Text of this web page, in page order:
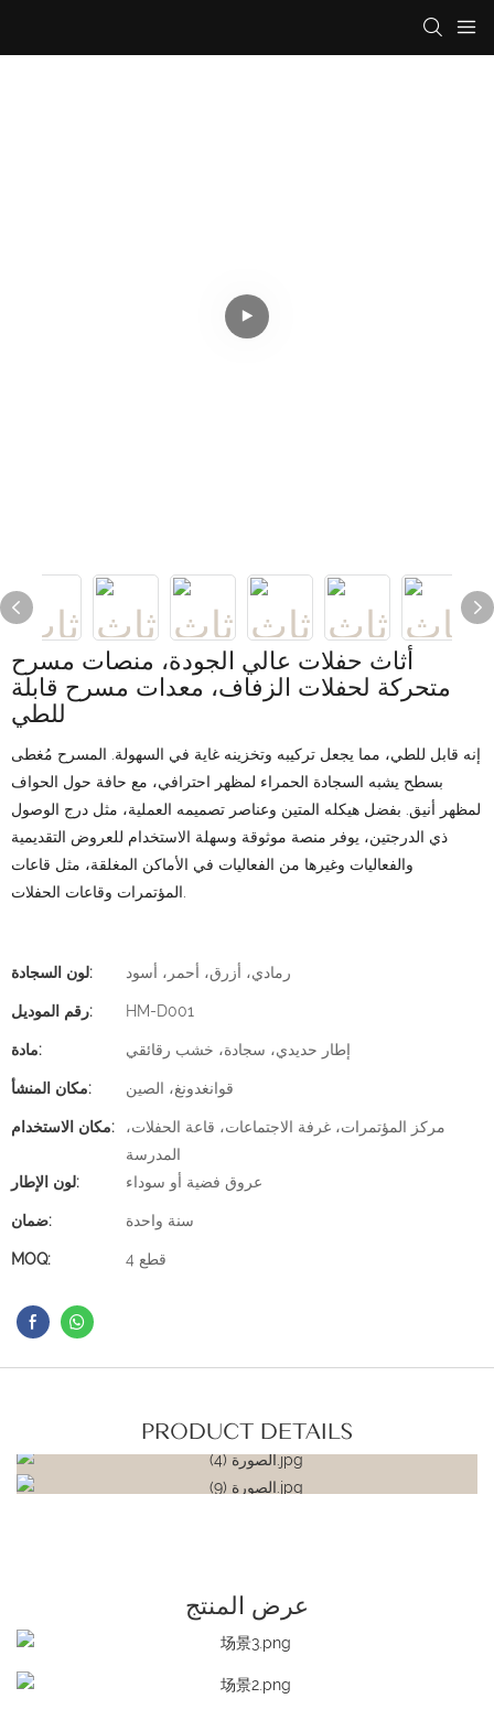
أثاث حفلات عالي الجودة، منصات مسرح
متحركة لحفلات الزفاف، معدات مسرح قابلة
للطي
إنه قابل للطي، مما يجعل تركيبه وتخزينه غاية في السهولة. المسرح مُغطى
بسطح يشبه السجادة الحمراء لمظهر احترافي، مع حافة حول الحواف
لمظهر أنيق. بفضل هيكله المتين وعناصر تصميمه العملية، مثل درج الوصول
ذي الدرجتين، يوفر منصة موثوقة وسهلة الاستخدام للعروض التقديمية
والفعاليات وغيرها من الفعاليات في الأماكن المغلقة، مثل قاعات
المؤتمرات وقاعات الحفلات.
لون السجادة: رمادي، أزرق، أحمر، أسود
رقم الموديل: HM-D001
مادة: إطار حديدي، سجادة، خشب رقائقي
مكان المنشأ: قوانغدونغ، الصين
مكان الاستخدام:
مركز المؤتمرات، غرفة الاجتماعات، قاعة الحفلات،
المدرسة
لون الإطار:
عروق فضية أو سوداء
ضمان: سنة واحدة
MOQ: 4 قطع
PRODUCT DETAILS
عرض المنتج